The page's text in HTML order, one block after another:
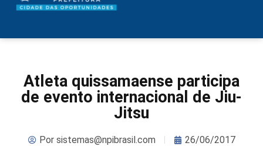
Atleta quissamaense participa
de evento internacional de Jiu-
Jitsu
Porsistemas@npibrasil.com 26/06/2017